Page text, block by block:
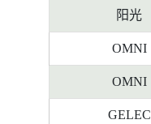
阳光
OMNI
OMNI
GELEC